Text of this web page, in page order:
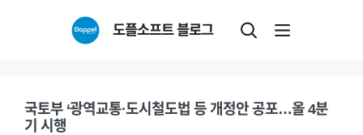
도플소프트 블로그
국토부 ‘광역교통·도시철도법 등 개정안 공포…올 4분
기 시행